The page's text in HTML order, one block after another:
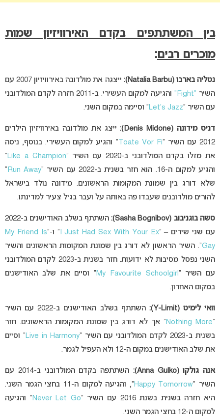
בין המשתתפים בקדם האירוויזיון שמות
מוכרים רבים:
נטליה בארבו (Natalia Barbu):
ייצגה את מולדובה באירוויזיון 2007 עם
השיר “Fight”
והגיעה למקום העשירי. ב-2011 חזרה לקדם המולדובני
עם השיר “Let’s Jazz” וסיימה במקום השני.
דניס מידונה (Denis Midone):
ייצג את מולדובה באירוויזיון הילדים
2012 עם השיר “
Toate Vor Fi ” והגיע למקום העשירי. בנוסף, ניסה
את מזלו בקדם המולדובני ב-2020 עם השיר “
Like a Champion
”
והגיע למקום ה-16. הוא חזר בשנית ב-2022 עם השיר “
Run Away
”
שלא דורג בין שמונת המקומות הראשונים. מידונה נולד בישראל
להורים מולדובנים שעבדו פה באותה על ועבר בגיל צעיר למדינתו.
סשה בוגניבוב (Sasha Bognibov):
השתתף בשלב האודישנים ב-2022
עם שני שירים – “I Just Had Sex With Your Ex” ו-“My Friend Is
Gay“. השיר הראשון לא דורג בין שמונת המקומות הראשונים והשיר
השני נפסל מסיבות לא ידועות. חזר בשנית ב-2023 לקדם המולדובני
עם השיר “My Favourite Schoolgirl” וסיים את שלב האודישנים
במקום האחרון.
וואי לימיט (Y-Limit):
השתתף בשלב האודישנים ב-2022 עם השיר
“
Nothing More” אך לא דורג בין שמונת המקומות הראשונים. חזר
בשנית ב-2023 לקדם המולדובני עם השיר “
Live in Harmony” וסיים
את שלב האודישנים במקום ה-12 ולא העפיל לגמר.
אנה גולקו (Anna Gulko):
השתתפה בקדם המולדובני ב-2014 עם
השיר “Happy Tomorrow
“, והגיעה למקום ה-11 בחצי הגמר השני.
היא חזרה בשנית בשנת 2016 עם השיר “
Never Let Go” והגיעה
למקום ה-12 בחצי הגמר השני.